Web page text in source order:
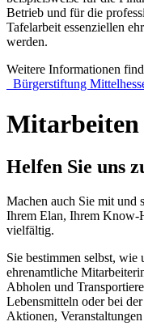
Betrieb und für die
Tafelarbeit essenziellen
werden.
Weitere Informationen
Bürgerstiftung
Mitarbeiten
Helfen Sie uns
Machen auch Sie mit und
Ihrem Elan, Ihrem Know-
vielfältig.
Sie bestimmen selbst,
ehrenamtliche
Abholen und
Lebensmitteln oder bei
Aktionen,